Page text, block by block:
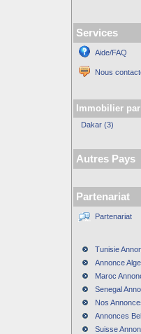
Services
Aide/FAQ
Nous
Immobilier
Dakar (3)
Autres Pays
Partenariat
Partenariat
Tunisie
Annonce
Maroc
Senegal
Nos
Annonces
Suisse